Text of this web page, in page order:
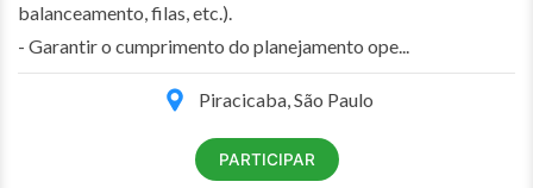
balanceamento, filas, etc.).
- Garantir o cumprimento do planejamento ope...
Piracicaba, São Paulo
PARTICIPAR